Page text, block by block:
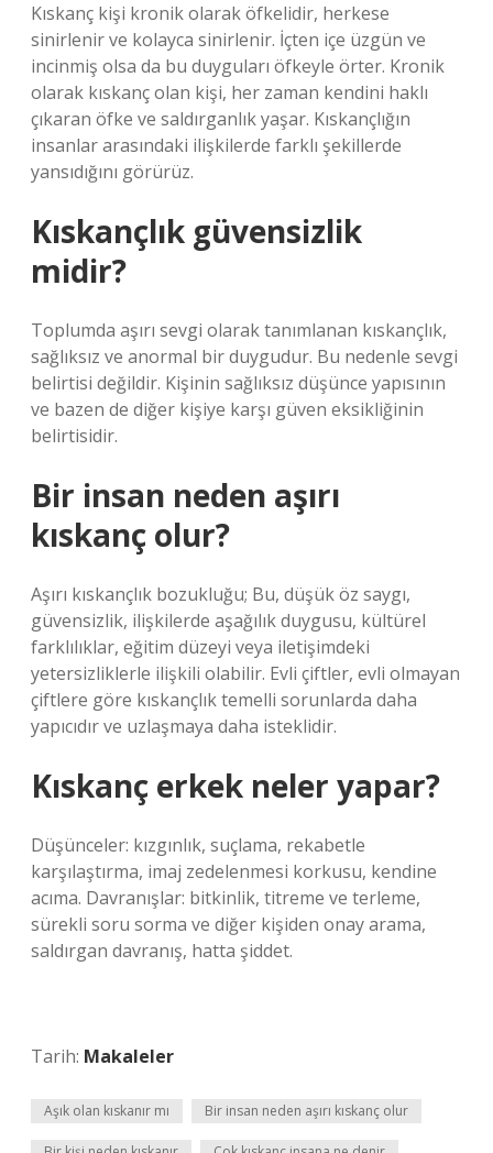
Kıskanç kişi kronik olarak öfkelidir, herkese
sinirlenir ve kolayca sinirlenir. İçten içe üzgün ve
incinmiş olsa da bu duyguları öfkeyle örter. Kronik
olarak kıskanç olan kişi, her zaman kendini haklı
çıkaran öfke ve saldırganlık yaşar. Kıskançlığın
insanlar arasındaki ilişkilerde farklı şekillerde
yansıdığını görürüz.
Kıskançlık güvensizlik
midir?
Toplumda aşırı sevgi olarak tanımlanan kıskançlık,
sağlıksız ve anormal bir duygudur. Bu nedenle sevgi
belirtisi değildir. Kişinin sağlıksız düşünce yapısının
ve bazen de diğer kişiye karşı güven eksikliğinin
belirtisidir.
Bir insan neden aşırı
kıskanç olur?
Aşırı kıskançlık bozukluğu; Bu, düşük öz saygı,
güvensizlik, ilişkilerde aşağılık duygusu, kültürel
farklılıklar, eğitim düzeyi veya iletişimdeki
yetersizliklerle ilişkili olabilir. Evli çiftler, evli olmayan
çiftlere göre kıskançlık temelli sorunlarda daha
yapıcıdır ve uzlaşmaya daha isteklidir.
Kıskanç erkek neler yapar?
Düşünceler: kızgınlık, suçlama, rekabetle
karşılaştırma, imaj zedelenmesi korkusu, kendine
acıma. Davranışlar: bitkinlik, titreme ve terleme,
sürekli soru sorma ve diğer kişiden onay arama,
saldırgan davranış, hatta şiddet.
Tarih: Makaleler
Aşık olan kıskanır mı Bir insan neden aşırı kıskanç olur